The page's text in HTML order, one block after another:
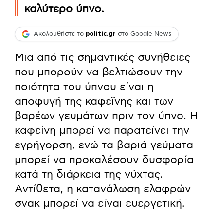
καλύτερο ύπνο.
Ακολουθήστε το politic.gr στο Google News
Μια από τις σημαντικές συνήθειες
που μπορούν να βελτιώσουν την
ποιότητα του ύπνου είναι η
αποφυγή της καφεΐνης και των
βαρέων γευμάτων πριν τον ύπνο. Η
καφεΐνη μπορεί να παρατείνει την
εγρήγορση, ενώ τα βαριά γεύματα
μπορεί να προκαλέσουν δυσφορία
κατά τη διάρκεια της νύχτας.
Αντίθετα, η κατανάλωση ελαφρών
σνακ μπορεί να είναι ευεργετική.